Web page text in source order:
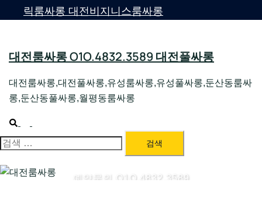
릭룸싸롱 대전비지니스룸싸롱
대전룸싸롱 O1O.4832.3589 대전풀싸롱
대전룸싸롱,대전풀싸롱,유성룸싸롱,유성풀싸롱,둔산동룸싸
롱,둔산동풀싸롱,월평동룸싸롱
Search
menu
검
대전룸싸롱 1위 하지원팀장
예약문의 O1O.4832.3589